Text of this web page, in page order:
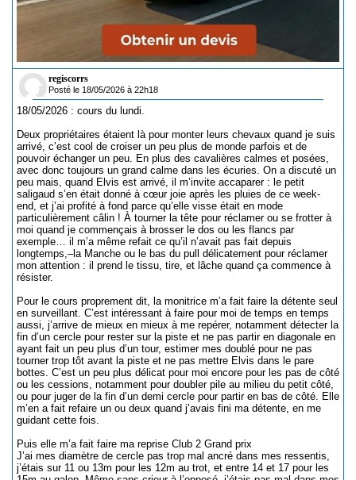
regiscorrs
Posté le 18/05/2026 à 22h18
18/05/2026 : cours du lundi.
Deux propriétaires étaient là pour monter leurs chevaux quand je suis
arrivé, c’est cool de croiser un peu plus de monde parfois et de
pouvoir échanger un peu. En plus des cavalières calmes et posées,
avec donc toujours un grand calme dans les écuries. On a discuté un
peu mais, quand Elvis est arrivé, il m’invite accaparer : le petit
saligaud s’en était donné à cœur joie après les pluies de ce week-
end, et j’ai profité à fond parce qu’elle visse était en mode
particulièrement câlin ! À tourner la tête pour réclamer ou se frotter à
moi quand je commençais à brosser le dos ou les flancs par
exemple… il m’a même refait ce qu’il n’avait pas fait depuis
longtemps,–la Manche ou le bas du pull délicatement pour réclamer
mon attention : il prend le tissu, tire, et lâche quand ça commence à
résister.
Pour le cours proprement dit, la monitrice m’a fait faire la détente seul
en surveillant. C’est intéressant à faire pour moi de temps en temps
aussi, j’arrive de mieux en mieux à me repérer, notamment détecter la
fin d’un cercle pour rester sur la piste et ne pas partir en diagonale en
ayant fait un peu plus d’un tour, estimer mes doublé pour ne pas
tourner trop tôt avant la piste et ne pas mettre Elvis dans le pare
bottes. C’est un peu plus délicat pour moi encore pour les pas de côté
ou les cessions, notamment pour doubler pile au milieu du petit côté,
ou pour juger de la fin d’un demi cercle pour partir en bas de côté. Elle
m’en a fait refaire un ou deux quand j’avais fini ma détente, en me
guidant cette fois.
Puis elle m’a fait faire ma reprise Club 2 Grand prix
J’ai mes diamètre de cercle pas trop mal ancré dans mes ressentis,
j’étais sur 11 ou 13m pour les 12m au trot, et entre 14 et 17 pour les